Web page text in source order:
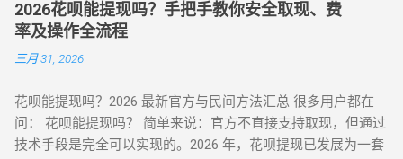
推荐） 安全指数 ：★★★★★（支付宝生态内闭环操作） 操
作流程 ： 选择 “蚂蚁花呗分期” 标识商品（3C 数码 / 家电等高
保值品类）； 下单后 24 小时内联系商家协商 “7 天无理由退货”
度灵活使用。 合规要点 ： ✅ 仅支持未使用商品退货，需保留
完整包装 ✅ 每月操作≤2 次，避免同店铺高频退货 ▶ 美团 / 大
众点评（跨境用户优选） 安全指数 ：★★★★☆（支持境外手
2026花呗能提现吗？手把手教你安全取现、费
率及操作全流程
三月 31, 2026
花呗能提现吗？2026 最新官方与民间方法汇总 很多用户都在
问： 花呗能提现吗？ 简单来说：官方不直接支持取现，但通过
技术手段是完全可以实现的。2026 年，花呗提现已发展为一套